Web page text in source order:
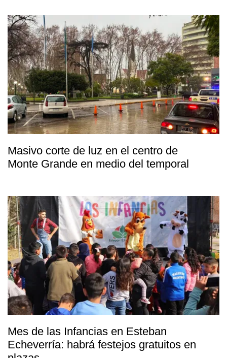
Masivo corte de luz en el centro de
Monte Grande en medio del temporal
Mes de las Infancias en Esteban
Echeverría: habrá festejos gratuitos en